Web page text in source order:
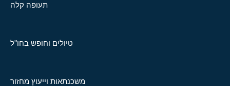
תעופה קלה
טיולים וחופש בחו"ל
משכנתאות וייעוץ מחזור